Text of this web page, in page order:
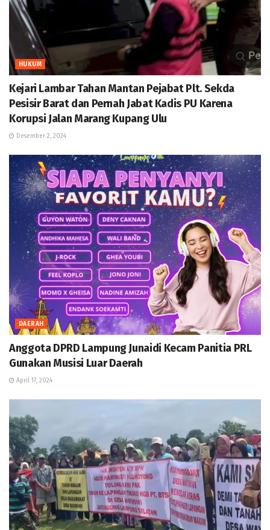
HUKUM
Kejari Lambar Tahan Mantan Pejabat Plt. Sekda
Pesisir Barat dan Pernah Jabat Kadis PU Karena
Korupsi Jalan Marang Kupang Ulu
Desember 2, 2024
DAERAH
Anggota DPRD Lampung Junaidi Kecam Panitia PRL
Gunakan Musisi Luar Daerah
April 17, 2024